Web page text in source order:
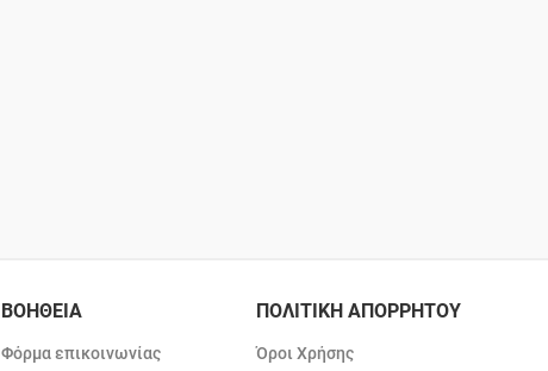
ΒΟΗΘΕΙΑ
Φόρμα επικοινωνίας
ΠΟΛΙΤΙΚΗ ΑΠΟΡΡΗΤΟΥ
Όροι Χρήσης